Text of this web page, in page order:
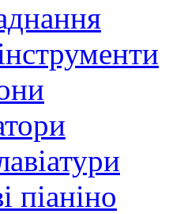
піаніно